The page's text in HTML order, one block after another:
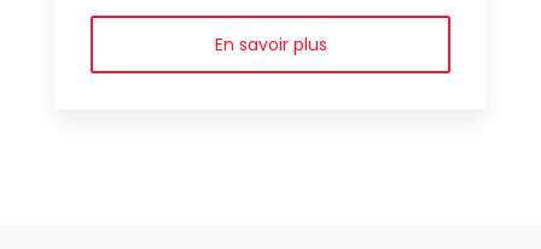
En savoir plus